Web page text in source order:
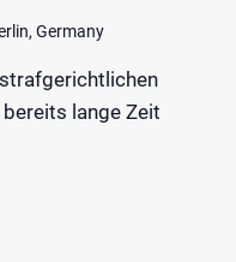
Germany
lange Zeit